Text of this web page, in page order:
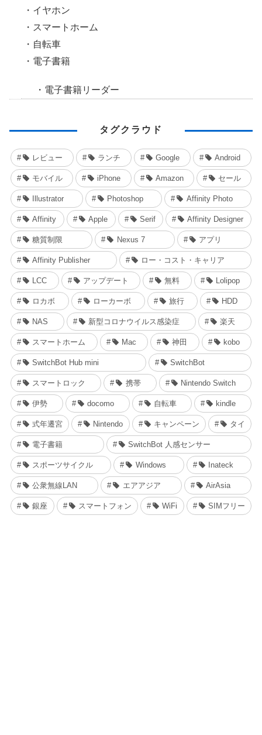
イヤホン
スマートホーム
自転車
電子書籍
電子書籍リーダー
タグクラウド
レビュー ランチ Google Android
モバイル iPhone Amazon セール
Illustrator Photoshop Affinity Photo
Affinity Apple Serif Affinity Designer
糖質制限 Nexus 7 アプリ
Affinity Publisher ロー・コスト・キャリア
LCC アップデート 無料 Lolipop
ロカボ ローカーボ 旅行 HDD
NAS 新型コロナウイルス感染症 楽天
スマートホーム Mac 神田 kobo
SwitchBot Hub mini SwitchBot
スマートロック 携帯 Nintendo Switch
伊勢 docomo 自転車 kindle
式年遷宮 Nintendo キャンペーン タイ
電子書籍 SwitchBot 人感センサー
スポーツサイクル Windows Inateck
公衆無線LAN エアアジア AirAsia
銀座 スマートフォン WiFi SIMフリー